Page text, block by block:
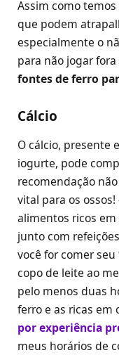
Assim como
que podem
especialmente o
para não jogar
fontes de ferro
Cálcio
O cálcio, presente
iogurte, pode
recomendação
vital para os
alimentos ricos
junto com
você for comer
copo de leite ao
pelo menos duas
ferro e as ricas em
por experiência
meus horários de